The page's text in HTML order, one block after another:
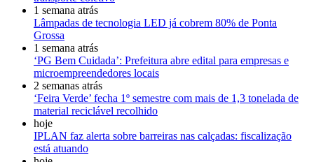
1 semana atrás
Lâmpadas de tecnologia LED já cobrem 80% de Ponta
Grossa
1 semana atrás
‘PG Bem Cuidada’: Prefeitura abre edital para empresas e
microempreendedores locais
2 semanas atrás
‘Feira Verde’ fecha 1º semestre com mais de 1,3 tonelada de
material reciclável recolhido
hoje
IPLAN faz alerta sobre barreiras nas calçadas: fiscalização
está atuando